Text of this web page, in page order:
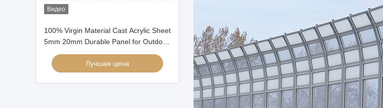
Видео
100% Virgin Material Cast Acrylic Sheet
5mm 20mm Durable Panel for Outdoor
sound Barrier
Лучшая цена